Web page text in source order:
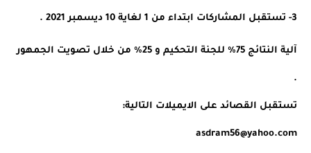
3- تستقبل المشاركات ابتداء من 1 لغاية 10 ديسمبر 2021 .
آلية النتائج 75% للجنة التحكيم و 25% من خلال تصويت الجمهور
.
تستقبل القصائد على الايميلات التالية:
asdram56@yahoo.com